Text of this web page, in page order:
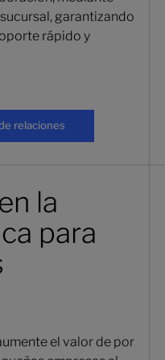
garantizando
rápido y
relaciones
la
para
el valor de por